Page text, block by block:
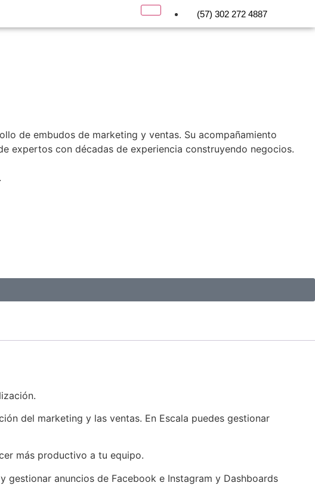
(57) 302 272 4887
de embudos de marketing y ventas. Su acompañamiento
expertos con décadas de experiencia construyendo negocios.
del marketing y las ventas. En Escala puedes gestionar
más productivo a tu equipo.
gestionar anuncios de Facebook e Instagram y Dashboards